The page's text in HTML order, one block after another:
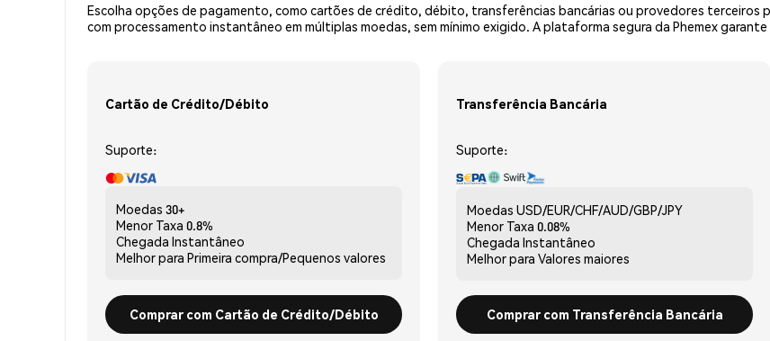
Escolha opções de pagamento, como cartões de crédito, débito, transferências bancárias ou provedores terceiros
com processamento instantâneo em múltiplas moedas, sem mínimo exigido. A plataforma segura da Phemex
Cartão de Crédito/Débito
Suporte:
Moedas 30+
Menor Taxa 0.8%
Chegada Instantâneo
Melhor para Primeira compra/Pequenos valores
Comprar com Cartão de Crédito/Débito
Transferência Bancária
Suporte:
Moedas USD/EUR/CHF/AUD/GBP/JPY
Menor Taxa 0.08%
Chegada Instantâneo
Melhor para Valores maiores
Comprar com Transferência Bancária